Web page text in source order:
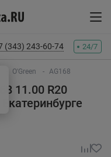
(343) 243-60-74 24/7
O'Green AG168
11.00 R20